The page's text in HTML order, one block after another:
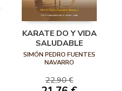
KARATE DO Y VIDA
SALUDABLE
SIMÓN PEDRO FUENTES
NAVARRO
22,90 €